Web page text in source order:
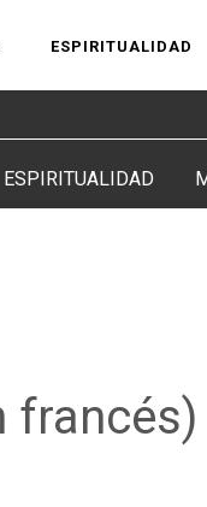
ESPIRITUALIDAD
ESPIRITUALIDAD
francés)